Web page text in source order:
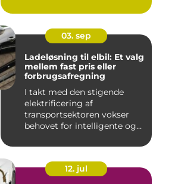
03. sep
Ladeløsning til elbil: Et valg
mellem fast pris eller
forbrugsafregning
I takt med den stigende
elektrificering af
transportsektoren vokser
behovet for intelligente og
12. jul